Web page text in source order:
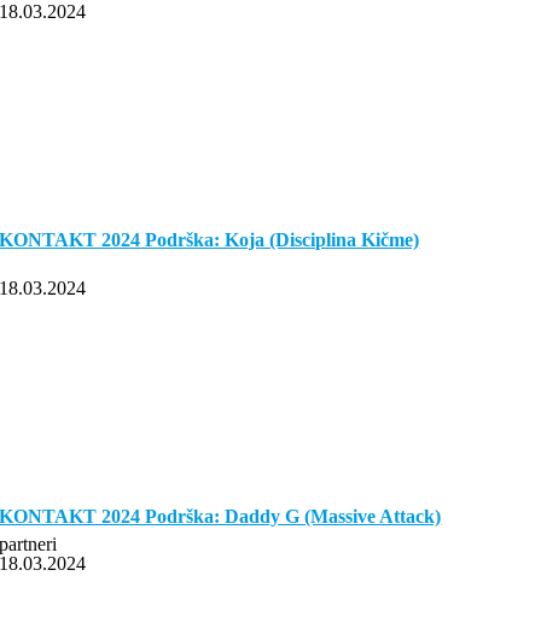
18.03.2024
KONTAKT 2024 Podrška: Koja (Disciplina Kičme)
18.03.2024
KONTAKT 2024 Podrška: Daddy G (Massive Attack)
18.03.2024
partneri